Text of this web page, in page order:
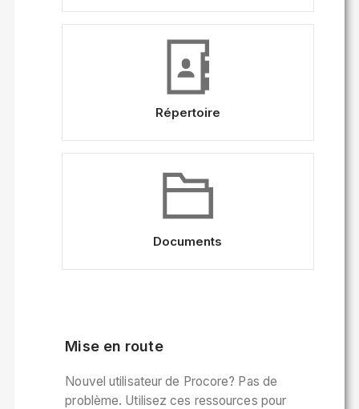
Répertoire
Documents
Mise en route
Nouvel utilisateur de Procore? Pas de
problème. Utilisez ces ressources pour